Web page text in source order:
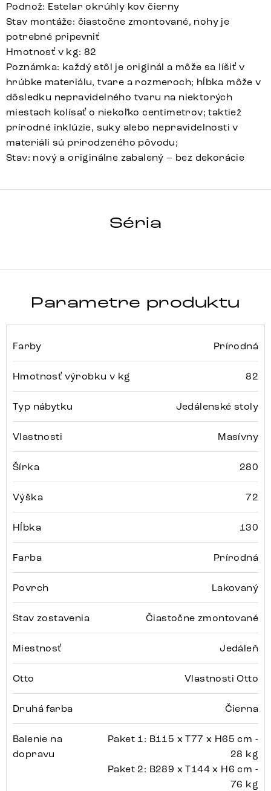
Podnož: Estelar okrúhly kov čierny
Stav montáže: čiastočne zmontované, nohy je
potrebné pripevniť
Hmotnosť v kg: 82
Poznámka: každý stôl je originál a môže sa líšiť v
hrúbke materiálu, tvare a rozmeroch; hĺbka môže v
dôsledku nepravidelného tvaru na niektorých
miestach kolísať o niekoľko centimetrov; taktiež
prírodné inklúzie, suky alebo nepravidelnosti v
materiáli sú prirodzeného pôvodu;
Stav: nový a originálne zabalený – bez dekorácie
Séria
Parametre produktu
Farby Prírodná
Hmotnosť výrobku v kg 82
Typ nábytku Jedálenské stoly
Vlastnosti Masívny
Šírka 280
Výška 72
Hĺbka 130
Farba Prírodná
Povrch Lakovaný
Stav zostavenia Čiastočne zmontované
Miestnosť Jedáleň
Otto Vlastnosti Otto
Druhá farba Čierna
Balenie na
dopravu
Paket 1: B115 x T77 x H65 cm -
28 kg
Paket 2: B289 x T144 x H6 cm -
76 kg